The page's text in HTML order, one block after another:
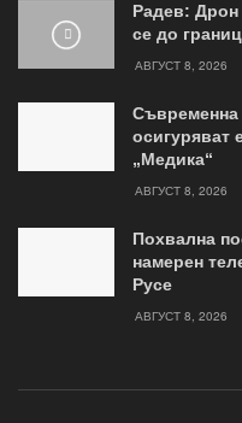
Радев: Дрон
се до
АВГУСТ 8, 2026
Съвременна
осигуряват
„Медика“
АВГУСТ 8, 2026
Похвална
намерен
Русе
АВГУСТ 8, 2026